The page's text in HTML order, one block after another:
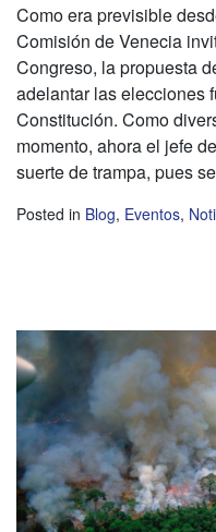
Como era previsible
Comisión de Venecia
Congreso, la propuesta
adelantar las elecciones
Constitución. Como
momento, ahora el jefe
suerte de trampa, pues
Posted in Blog, Eventos,